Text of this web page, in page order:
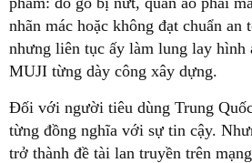
nhãn mác hoặc không đạt chuẩn an
nhưng liên tục ấy làm lung lay hình
MUJI từng dày công xây dựng.
Đối với người tiêu dùng Trung
từng đồng nghĩa với sự tin cậy.
trở thành đề tài lan truyền trên